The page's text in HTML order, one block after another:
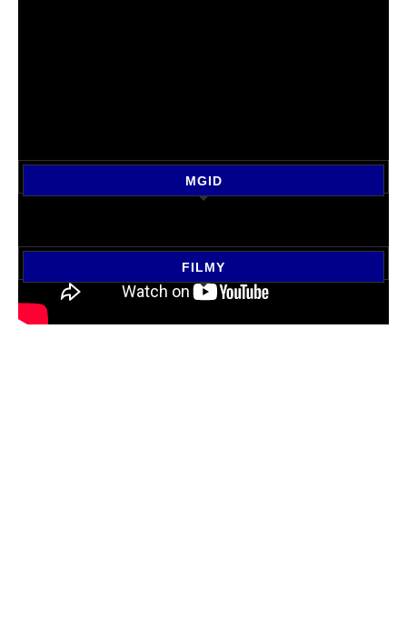
MGID
FILMY